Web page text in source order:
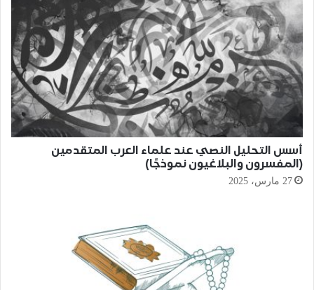
أسس التحليل النصي عند علماء العرب المتقدمين
(المفسرون والبلاغيون نموذجًا)
27 مارس، 2025